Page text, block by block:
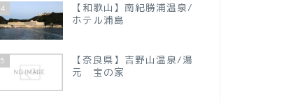
4
【和歌山】南紀勝浦温泉/
ホテル浦島
5
【奈良県】吉野山温泉/湯
元 宝の家